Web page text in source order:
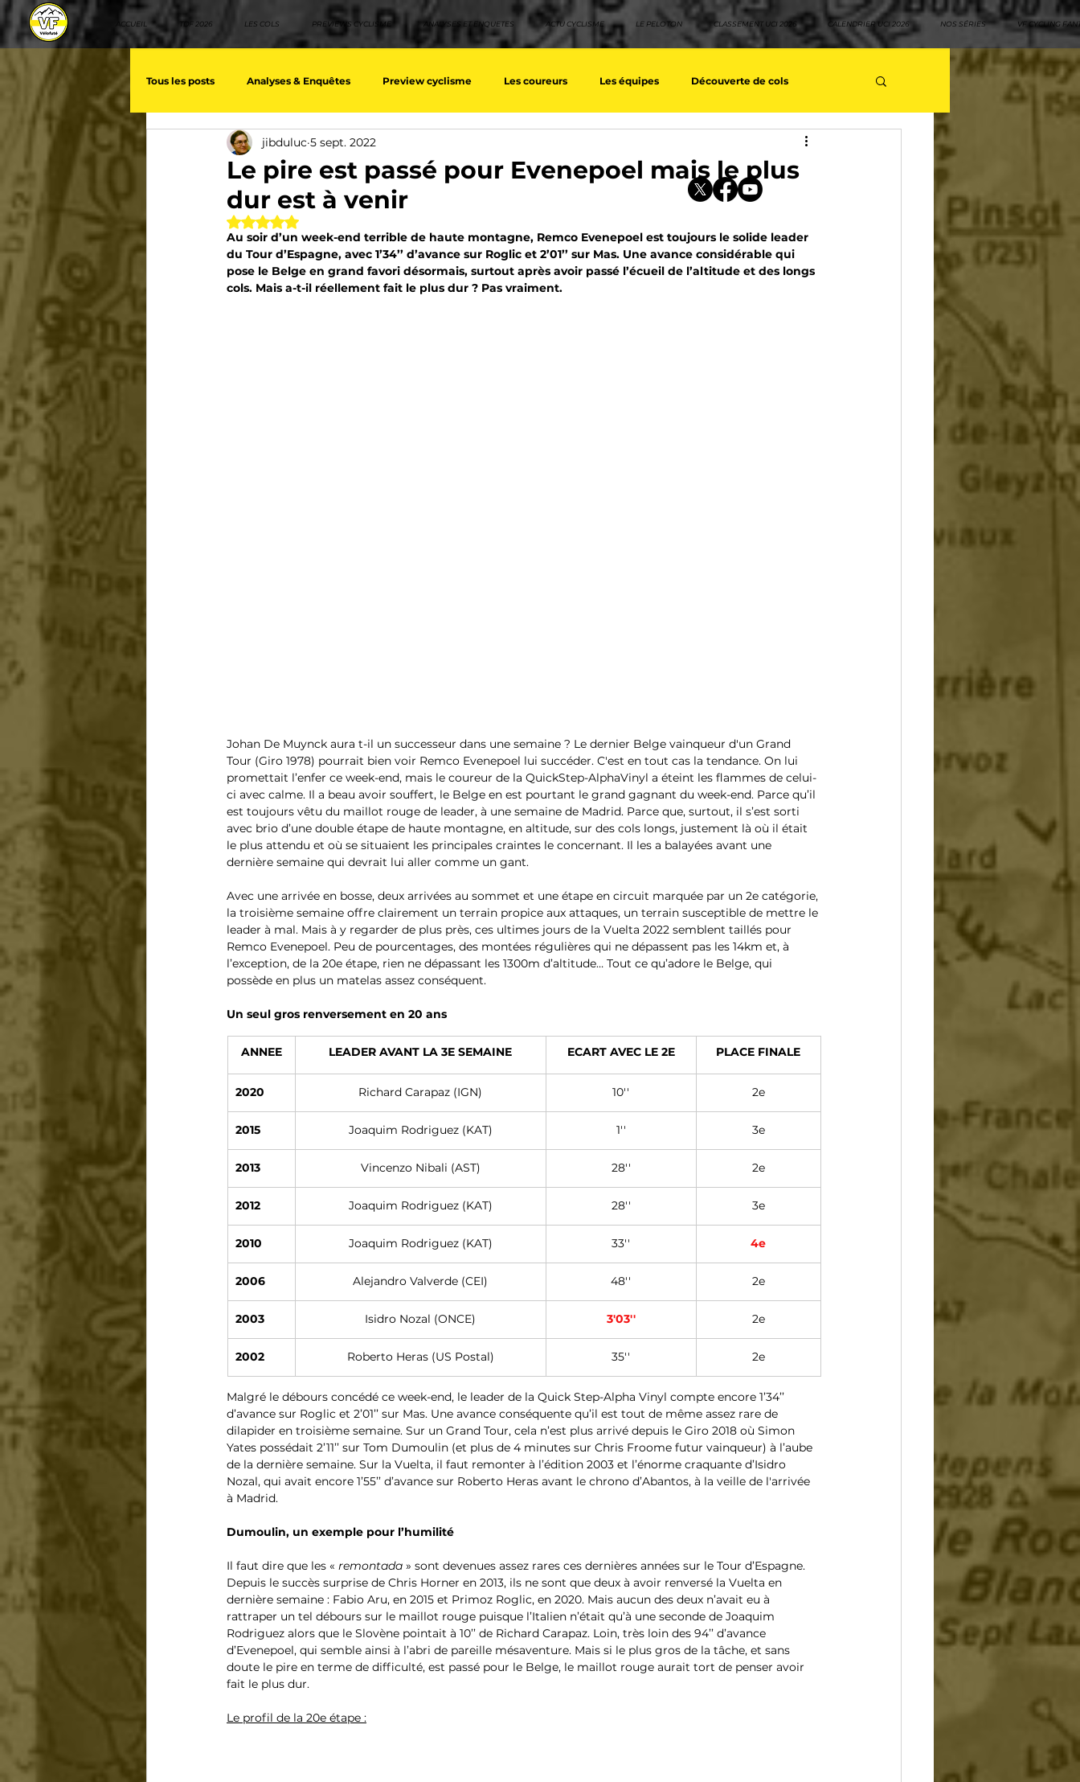
ACCUEIL TDF 2026 LES COLS PREVIEWS CYCLISME ANALYSES ET ENQUETES ACTU CYCLISME LE PELOTON CLASSEMENT UCI 2026 CALENDRIER UCI 2026 NOS SÉRIES VF CYCLING
Tous les posts Analyses & Enquêtes Preview cyclisme Les coureurs Les équipes Découverte de cols
Les voix du cyclisme Géopolitique Nos séries - Coureurs sans GT
Nos séries - Baroudeurs Meilleurs équipes
Giro d'Italia TDF La vuelta / Tour d'Espagne Rétro Quizz EpopeeVF Actu cyclisme Neo pro
Le pire est passé pour Evenepoel mais le plus
dur est à venir
jibduluc 5 sept. 2022
Noté NaN étoiles sur 5.
Au soir d’un week-end terrible de haute montagne, Remco Evenepoel est toujours le solide leader
du Tour d’Espagne, avec 1’34’’ d’avance sur Roglic et 2’01’’ sur Mas. Une avance considérable qui
pose le Belge en grand favori désormais, surtout après avoir passé l’écueil de l’altitude et des longs
cols. Mais a-t-il réellement fait le plus dur ? Pas vraiment.
Johan De Muynck aura t-il un successeur dans une semaine ? Le dernier Belge vainqueur d'un Grand
Tour (Giro 1978) pourrait bien voir Remco Evenepoel lui succéder. C'est en tout cas la tendance. On lui
promettait l’enfer ce week-end, mais le coureur de la QuickStep-AlphaVinyl a éteint les flammes de celui-
ci avec calme. Il a beau avoir souffert, le Belge en est pourtant le grand gagnant du week-end. Parce qu’il
est toujours vêtu du maillot rouge de leader, à une semaine de Madrid. Parce que, surtout, il s’est sorti
avec brio d’une double étape de haute montagne, en altitude, sur des cols longs, justement là où il était
le plus attendu et où se situaient les principales craintes le concernant. Il les a balayées avant une
dernière semaine qui devrait lui aller comme un gant.
Avec une arrivée en bosse, deux arrivées au sommet et une étape en circuit marquée par un 2e catégorie,
la troisième semaine offre clairement un terrain propice aux attaques, un terrain susceptible de mettre le
leader à mal. Mais à y regarder de plus près, ces ultimes jours de la Vuelta 2022 semblent taillés pour
Remco Evenepoel. Peu de pourcentages, des montées régulières qui ne dépassent pas les 14km et, à
l’exception, de la 20e étape, rien ne dépassant les 1300m d’altitude… Tout ce qu’adore le Belge, qui
possède en plus un matelas assez conséquent.
Un seul gros renversement en 20 ans
ANNEE LEADER AVANT LA 3E SEMAINE ECART AVEC LE 2E PLACE FINALE
2020 Richard Carapaz (IGN) 10'' 2e
2015 Joaquim Rodriguez (KAT) 1'' 3e
2013 Vincenzo Nibali (AST) 28'' 2e
2012 Joaquim Rodriguez (KAT) 28'' 3e
2010 Joaquim Rodriguez (KAT) 33'' 4e
2006 Alejandro Valverde (CEI) 48'' 2e
2003 Isidro Nozal (ONCE) 3'03'' 2e
2002 Roberto Heras (US Postal) 35'' 2e
Malgré le débours concédé ce week-end, le leader de la Quick Step-Alpha Vinyl compte encore 1’34’’
d’avance sur Roglic et 2’01’’ sur Mas. Une avance conséquente qu’il est tout de même assez rare de
dilapider en troisième semaine. Sur un Grand Tour, cela n’est plus arrivé depuis le Giro 2018 où Simon
Yates possédait 2’11’’ sur Tom Dumoulin (et plus de 4 minutes sur Chris Froome futur vainqueur) à l’aube
de la dernière semaine. Sur la Vuelta, il faut remonter à l’édition 2003 et l’énorme craquante d’Isidro
Nozal, qui avait encore 1’55’’ d’avance sur Roberto Heras avant le chrono d’Abantos, à la veille de l'arrivée
à Madrid.
Dumoulin, un exemple pour l’humilité
Il faut dire que les « remontada » sont devenues assez rares ces dernières années sur le Tour d’Espagne.
Depuis le succès surprise de Chris Horner en 2013, ils ne sont que deux à avoir renversé la Vuelta en
dernière semaine : Fabio Aru, en 2015 et Primoz Roglic, en 2020. Mais aucun des deux n’avait eu à
rattraper un tel débours sur le maillot rouge puisque l’Italien n’était qu’à une seconde de Joaquim
Rodriguez alors que le Slovène pointait à 10’’ de Richard Carapaz. Loin, très loin des 94’’ d’avance
d’Evenepoel, qui semble ainsi à l’abri de pareille mésaventure. Mais si le plus gros de la tâche, et sans
doute le pire en terme de difficulté, est passé pour le Belge, le maillot rouge aurait tort de penser avoir
fait le plus dur.
Le profil de la 20e étape :